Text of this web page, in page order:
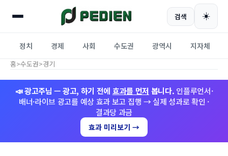
검색 ☀️
정치 경제 사회 수도권 광역시 지자체
홈>수도권>경기
📣 광고주님 — 광고, 하기 전에 효과를 먼저 봅니다. 인플루언서·
배너·라이브 광고를 예상 효과 보고 집행 → 실제 성과로 확인 ·
결과당 과금
효과 미리보기 →